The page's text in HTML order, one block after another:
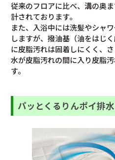
従来のフロアに比べ、溝の奥
計されております。
また、入浴中には洗髪やシャ
しますが、撥油基（油をはじ
に皮脂汚れは固着しにくく、
水が皮脂汚れの間に入り皮脂
す。
パッとくるりんポイ排